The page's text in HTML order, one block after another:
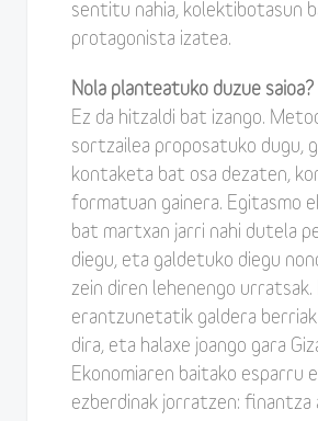
sentitu nahia, kolektibotasun
protagonista izatea.
Nola planteatuko duzue saioa?
Ez da hitzaldi bat izango.
sortzailea proposatuko dugu,
kontaketa bat osa dezaten,
formatuan gainera. Egitasmo
bat martxan jarri nahi dutela
diegu, eta galdetuko diegu
zein diren lehenengo urratsak.
erantzunetatik galdera
dira, eta halaxe joango gara
Ekonomiaren baitako esparru
ezberdinak jorratzen: finantza